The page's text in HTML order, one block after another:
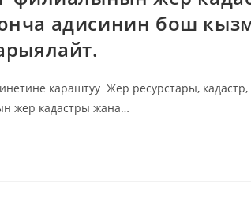
адисинин бош
караштуу Жер ресурстары, кадастр,
жер кадастры жана…